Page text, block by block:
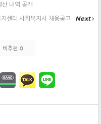
내역 공개
센터 사회복지사 채용공고
Next
비추천 0